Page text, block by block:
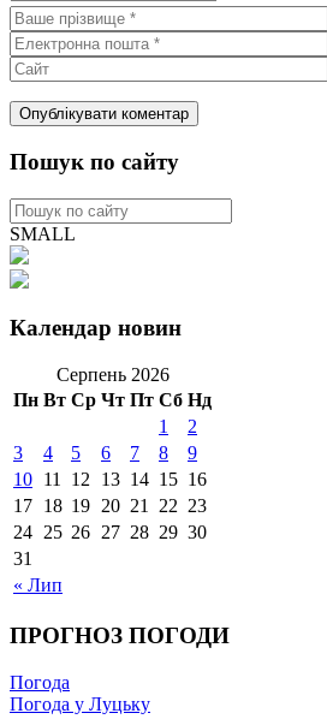
Пошук по сайту
SMALL
Календар новин
Серпень 2026
Пн Вт Ср Чт Пт Сб Нд
« Лип
1
2
3
4 5 6 7 8
9
10 11 12 13 14 15 16
17 18 19 20 21 22 23
24 25 26 27 28 29 30
31
ПРОГНОЗ ПОГОДИ
Погода
Погода у Луцьку